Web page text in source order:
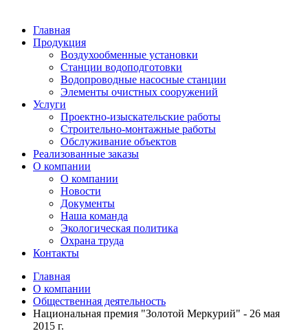
Главная
Продукция
Воздухообменные установки
Станции водоподготовки
Водопроводные насосные станции
Элементы очистных сооружений
Услуги
Проектно-изыскательские работы
Строительно-монтажные работы
Обслуживание объектов
Реализованные заказы
О компании
О компании
Новости
Документы
Наша команда
Экологическая политика
Охрана труда
Контакты
Главная
О компании
Общественная деятельность
Национальная премия "Золотой Меркурий" - 26 мая
2015 г.